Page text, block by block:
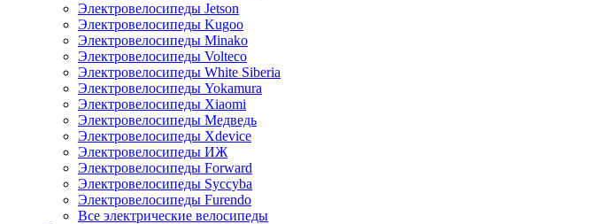
Электровелосипеды Jetson
Электровелосипеды Kugoo
Электровелосипеды Minako
Электровелосипеды Volteco
Электровелосипеды White Siberia
Электровелосипеды Yokamura
Электровелосипеды Xiaomi
Электровелосипеды Медведь
Электровелосипеды Xdevice
Электровелосипеды ИЖ
Электровелосипеды Forward
Электровелосипеды Syccyba
Электровелосипеды Furendo
Все электрические велосипеды